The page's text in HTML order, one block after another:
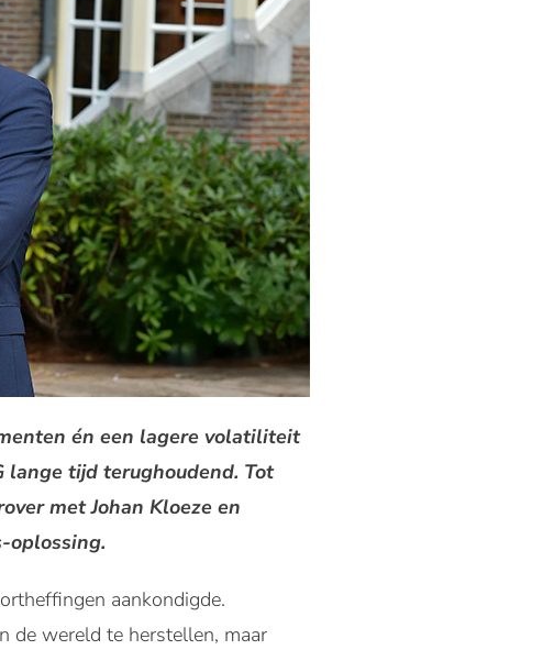
én een lagere volatiliteit
lange tijd terughoudend. Tot
met Johan Kloeze en
oplossing.
aankondigde.
de wereld te herstellen, maar